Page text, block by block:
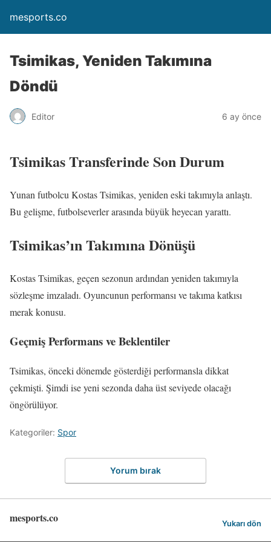
mesports.co
Tsimikas, Yeniden Takımına
Döndü
Editor 6 ay önce
Tsimikas Transferinde Son Durum
Yunan futbolcu Kostas Tsimikas, yeniden eski takımıyla anlaştı.
Bu gelişme, futbolseverler arasında büyük heyecan yarattı.
Tsimikas’ın Takımına Dönüşü
Kostas Tsimikas, geçen sezonun ardından yeniden takımıyla
sözleşme imzaladı. Oyuncunun performansı ve takıma katkısı
merak konusu.
Geçmiş Performans ve Beklentiler
Tsimikas, önceki dönemde gösterdiği performansla dikkat
çekmişti. Şimdi ise yeni sezonda daha üst seviyede olacağı
öngörülüyor.
Kategoriler: Spor
Yorum bırak
mesports.co Yukarı dön